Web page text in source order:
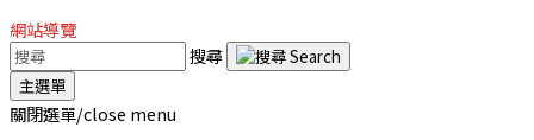
網站導覽
搜尋
主選單
關閉選單/close menu